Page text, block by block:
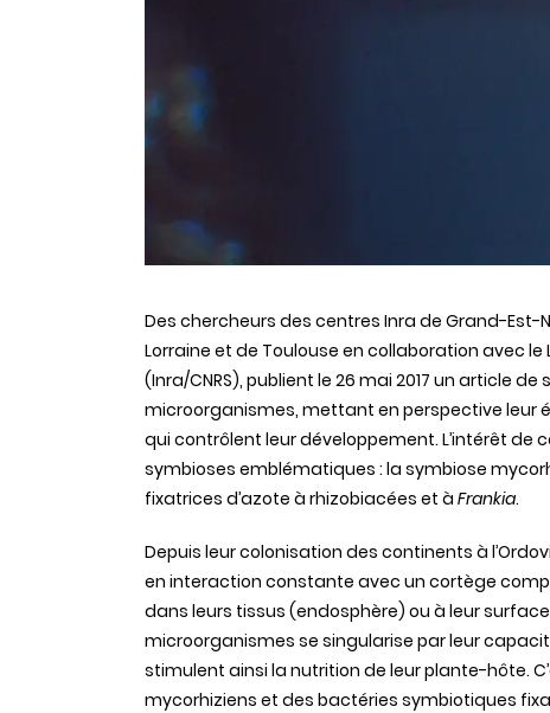
Des chercheurs des centres Inra de Grand-
Lorraine et de Toulouse en collaboration avec
(Inra/CNRS), publient le 26 mai 2017 un article
microorganismes, mettant en perspective leur
qui contrôlent leur développement. L’intérêt
symbioses emblématiques : la symbiose
fixatrices d’azote à rhizobiacées et à Frankia.
Depuis leur colonisation des continents à
en interaction constante avec un cortège
dans leurs tissus (endosphère) ou à leur
microorganismes se singularise par leur
stimulent ainsi la nutrition de leur plante-hôte.
mycorhiziens et des bactéries symbiotiques